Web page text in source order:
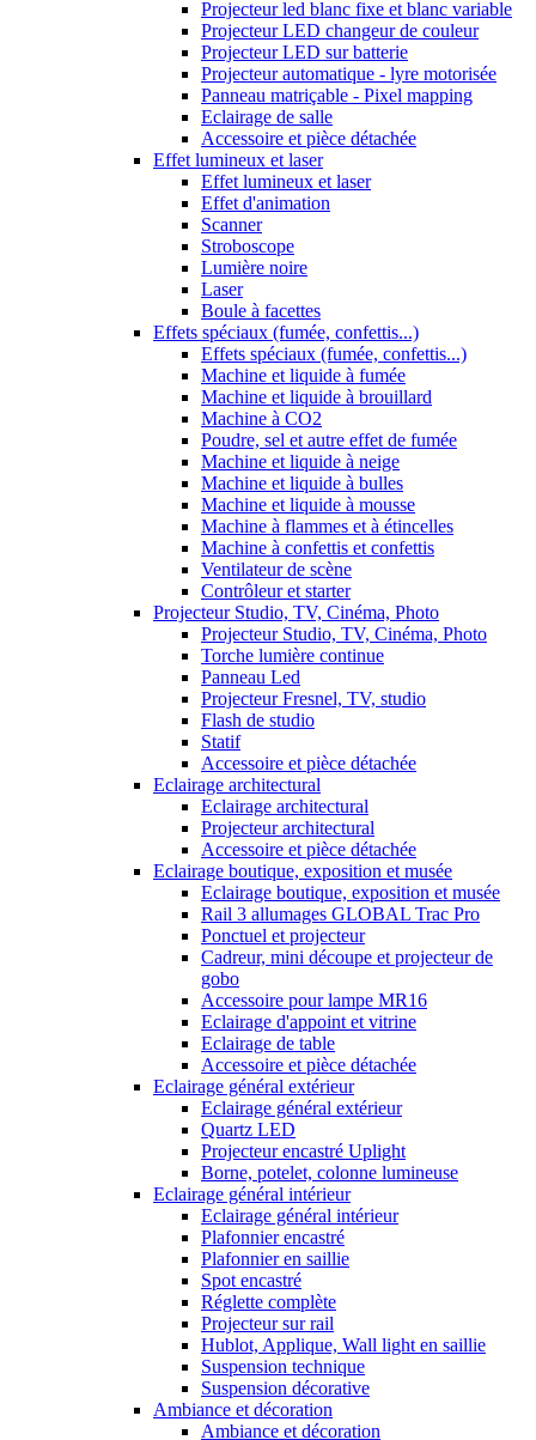
Projecteur led blanc fixe et blanc variable
Projecteur LED changeur de couleur
Projecteur LED sur batterie
Projecteur automatique - lyre motorisée
Panneau matriçable - Pixel mapping
Eclairage de salle
Accessoire et pièce détachée
Effet lumineux et laser
Effet lumineux et laser
Effet d'animation
Scanner
Stroboscope
Lumière noire
Laser
Boule à facettes
Effets spéciaux (fumée, confettis...)
Effets spéciaux (fumée, confettis...)
Machine et liquide à fumée
Machine et liquide à brouillard
Machine à CO2
Poudre, sel et autre effet de fumée
Machine et liquide à neige
Machine et liquide à bulles
Machine et liquide à mousse
Machine à flammes et à étincelles
Machine à confettis et confettis
Ventilateur de scène
Contrôleur et starter
Projecteur Studio, TV, Cinéma, Photo
Projecteur Studio, TV, Cinéma, Photo
Torche lumière continue
Panneau Led
Projecteur Fresnel, TV, studio
Flash de studio
Statif
Accessoire et pièce détachée
Eclairage architectural
Eclairage architectural
Projecteur architectural
Accessoire et pièce détachée
Eclairage boutique, exposition et musée
Eclairage boutique, exposition et musée
Rail 3 allumages GLOBAL Trac Pro
Ponctuel et projecteur
Cadreur, mini découpe et projecteur de
gobo
Accessoire pour lampe MR16
Eclairage d'appoint et vitrine
Eclairage de table
Accessoire et pièce détachée
Eclairage général extérieur
Eclairage général extérieur
Quartz LED
Projecteur encastré Uplight
Borne, potelet, colonne lumineuse
Eclairage général intérieur
Eclairage général intérieur
Plafonnier encastré
Plafonnier en saillie
Spot encastré
Réglette complète
Projecteur sur rail
Hublot, Applique, Wall light en saillie
Suspension technique
Suspension décorative
Ambiance et décoration
Ambiance et décoration